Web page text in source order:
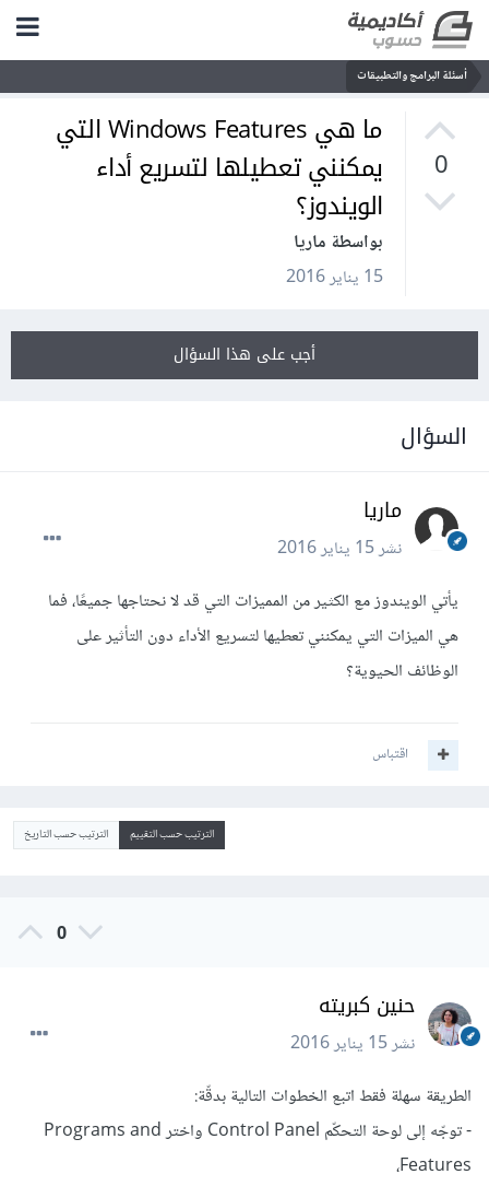
أسئلة البرامج والتطبيقات
0
ما هي Windows Features التي
يمكنني تعطيلها لتسريع أداء
الويندوز؟
بواسطة ماريا
15 يناير 2016
أجب على هذا السؤال
السؤال
ماريا
نشر15 يناير 2016
يأتي الويندوز مع الكثير من المميزات التي قد لا نحتاجها جميعًا، فما
هي الميزات التي يمكنني تعطيها لتسريع الأداء دون التأثير على
الوظائف الحيوية؟
اقتباس
الترتيب حسب التقييم الترتيب حسب التاريخ
0
حنين كبريته
نشر15 يناير 2016
الطريقة سهلة فقط اتبع الخطوات التالية بدقّة:
- توجّه إلى لوحة التحكّم Control Panel واختر Programs and
Features،